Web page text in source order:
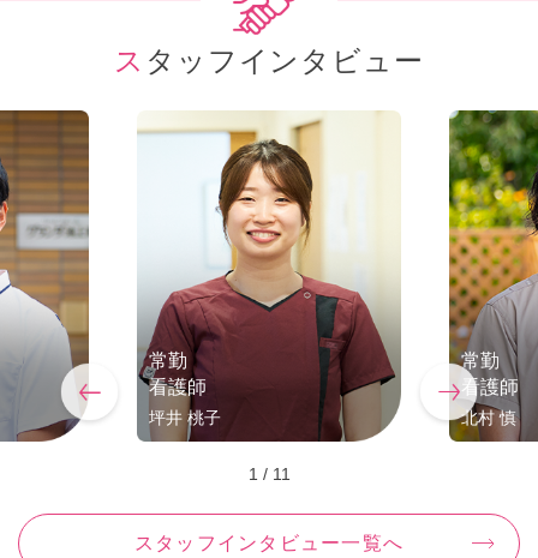
スタッフインタビュー
常勤
看護師
坪井 桃子
常勤
看護師
北村 慎
1 / 11
スタッフインタビュー一覧へ